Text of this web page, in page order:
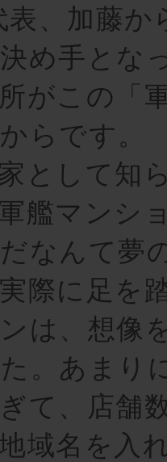
表、加藤か
め手とな
がこの「
らです。
として知
艦マンシ
なんて夢
際に足を
は、想像
。あまり
て、店舗
域名を入